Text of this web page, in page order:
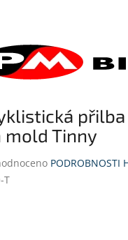
přilba
mold Tinny
PODROBNOSTI
T